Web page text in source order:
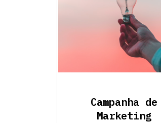
Campanha de
Marketing